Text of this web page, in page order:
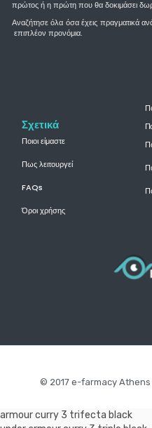
πρώτος ή η πρώτη που θα δοκιμάσει
Αναζήτησε όλα όσα έχεις πραγματικά
επιπλέον προνόμια.
Σχετικά
Ποιοι είμαστε
Πως λειτουργεί
FAQs
Όροι χρήσης
© 2017 e-farmacy
armour curry 3 trifecta black